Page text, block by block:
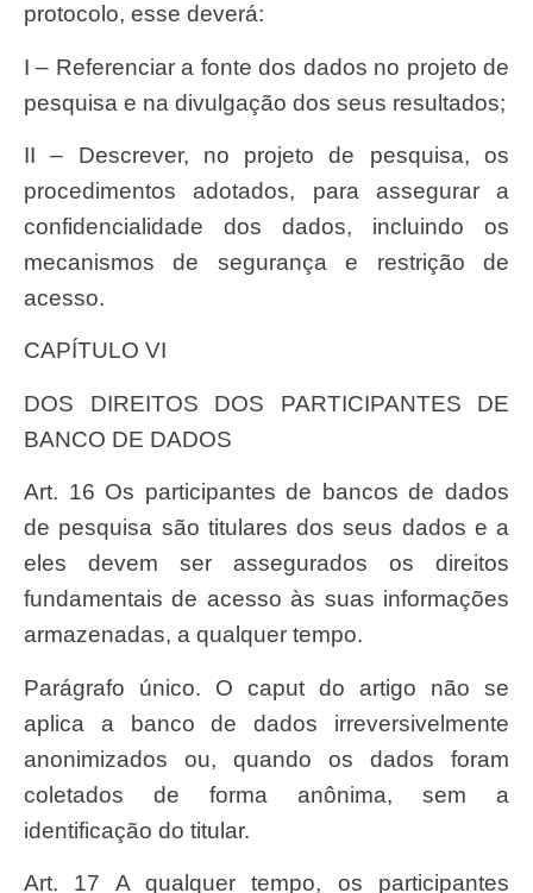
protocolo, esse deverá:
I – Referenciar a fonte dos dados no projeto de
pesquisa e na divulgação dos seus resultados;
II – Descrever, no projeto de pesquisa, os
procedimentos adotados, para assegurar a
confidencialidade dos dados, incluindo os
mecanismos de segurança e restrição de
acesso.
CAPÍTULO VI
DOS DIREITOS DOS PARTICIPANTES DE
BANCO DE DADOS
Art. 16 Os participantes de bancos de dados
de pesquisa são titulares dos seus dados e a
eles devem ser assegurados os direitos
fundamentais de acesso às suas informações
armazenadas, a qualquer tempo.
Parágrafo único. O caput do artigo não se
aplica a banco de dados irreversivelmente
anonimizados ou, quando os dados foram
coletados de forma anônima, sem a
identificação do titular.
Art. 17 A qualquer tempo, os participantes